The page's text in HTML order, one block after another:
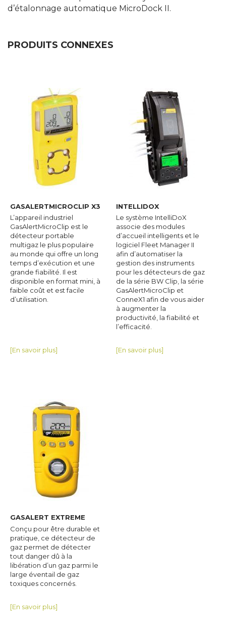
d’étalonnage automatique MicroDock II.
PRODUITS CONNEXES
GASALERTMICROCLIP X3
L’appareil industriel
GasAlertMicroClip est le
détecteur portable
multigaz le plus populaire
au monde qui offre un long
temps d’exécution et une
grande fiabilité. Il est
disponible en format mini, à
faible coût et est facile
d’utilisation.
[En savoir plus]
INTELLIDOX
Le système IntelliDoX
associe des modules
d’accueil intelligents et le
logiciel Fleet Manager II
afin d’automatiser la
gestion des instruments
pour les détecteurs de gaz
de la série BW Clip, la série
GasAlertMicroClip et
ConneX1 afin de vous aider
à augmenter la
productivité, la fiabilité et
l’efficacité.
[En savoir plus]
GASALERT EXTREME
Conçu pour être durable et
pratique, ce détecteur de
gaz permet de détecter
tout danger dû à la
libération d’un gaz parmi le
large éventail de gaz
toxiques concernés.
[En savoir plus]